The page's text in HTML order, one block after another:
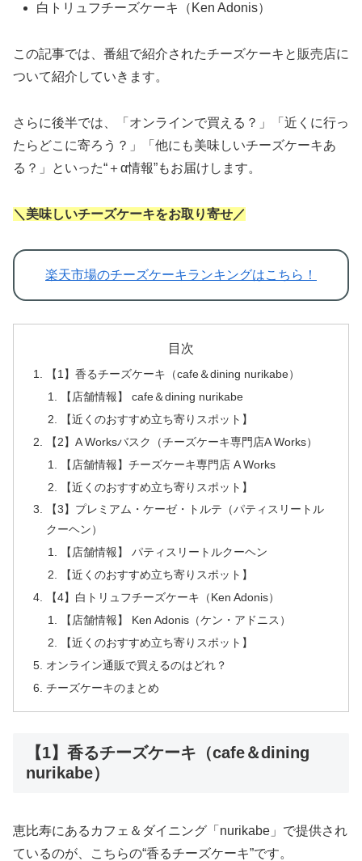
白トリュフチーズケーキ（Ken Adonis）
この記事では、番組で紹介されたチーズケーキと販売店に
ついて紹介していきます。
さらに後半では、「オンラインで買える？」「近くに行っ
たらどこに寄ろう？」「他にも美味しいチーズケーキあ
る？」といった“＋α情報”もお届けします。
＼美味しいチーズケーキをお取り寄せ／
楽天市場のチーズケーキランキングはこちら！
目次
【1】香るチーズケーキ（cafe＆dining nurikabe）
【店舗情報】 cafe＆dining nurikabe
【近くのおすすめ立ち寄りスポット】
【2】A Worksバスク（チーズケーキ専門店A Works）
【店舗情報】チーズケーキ専門店 A Works
【近くのおすすめ立ち寄りスポット】
【3】プレミアム・ケーゼ・トルテ（パティスリートル
クーヘン）
【店舗情報】 パティスリートルクーヘン
【近くのおすすめ立ち寄りスポット】
【4】白トリュフチーズケーキ（Ken Adonis）
【店舗情報】 Ken Adonis（ケン・アドニス）
【近くのおすすめ立ち寄りスポット】
オンライン通販で買えるのはどれ？
チーズケーキのまとめ
【1】香るチーズケーキ（cafe＆dining
nurikabe）
恵比寿にあるカフェ＆ダイニング「nurikabe」で提供され
ているのが、こちらの“香るチーズケーキ”です。